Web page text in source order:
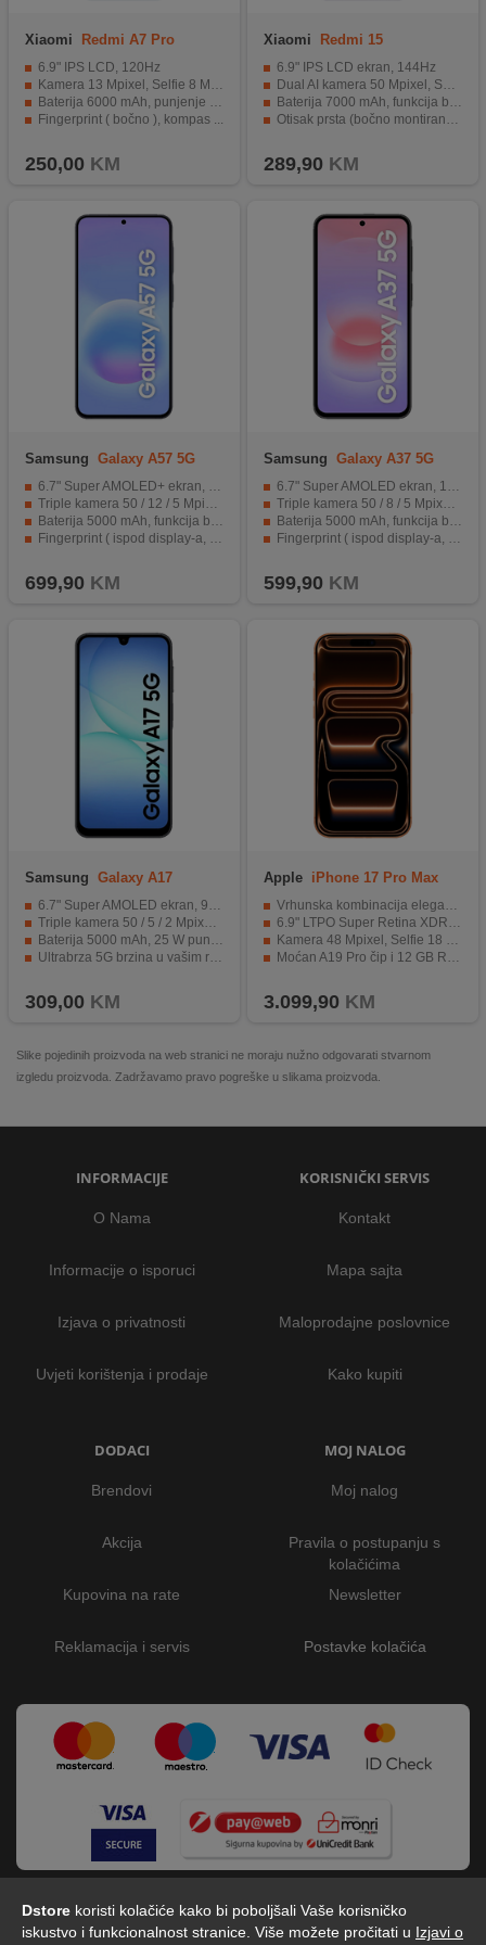
Dstore koristi kolačiće kako bi poboljšali Vaše korisničko
iskustvo i funkcionalnost stranice. Više možete pročitati u Izjavi o
Xiaomi
Redmi A7 Pro
6.9" IPS LCD, 120Hz
Kamera 13 Mpixel, Selfie 8 Mpixel
Baterija 6000 mAh, punjenje 15 W
Fingerprint ( bočno ), kompas ...
250,00 KM
Xiaomi
Redmi 15
6.9" IPS LCD ekran, 144Hz
Dual AI kamera 50 Mpixel, Selfie 8 Mpixel
Baterija 7000 mAh, funkcija brzo punjenje 33 W
Otisak prsta (bočno montiran), akcelerometar, kompas
289,90 KM
Samsung Galaxy A57 5G
6.7" Super AMOLED+ ekran, 120Hz, HDR10+
Triple kamera 50 / 12 / 5 Mpixel, Selfie 12 Mpixel
Baterija 5000 mAh, funkcija brzo punjenje 45 W
Fingerprint ( ispod display-a, optički ), žiroskop, kompas, senzor blizine
699,90 KM
Samsung Galaxy A37 5G
6.7" Super AMOLED ekran, 120Hz, HDR10+
Triple kamera 50 / 8 / 5 Mpixel, Selfie 12 Mpixel
Baterija 5000 mAh, funkcija brzo punjenje 45 W
Fingerprint ( ispod display-a, optički ), žiroskop, kompas
599,90 KM
Samsung Galaxy A17
6.7" Super AMOLED ekran, 90Hz
Triple kamera 50 / 5 / 2 Mpixel, Selfie 13 Mpixel
Baterija 5000 mAh, 25 W punjenje
Ultrabrza 5G brzina u vašim rukama
309,00 KM
Apple
iPhone 17 Pro Max
Vrhunska kombinacija elegancije, snage i inovacija
6.9" LTPO Super Retina XDR OLED, 120Hz
Kamera 48 Mpixel, Selfie 18 Mpixel, Dual-LED, 4K video
Moćan A19 Pro čip i 12 GB RAM-a za vrhunske performanse
3.099,90 KM
Slike pojedinih proizvoda na web stranici ne moraju nužno odgovarati stvarnom
izgledu proizvoda. Zadržavamo pravo pogreške u slikama proizvoda.
INFORMACIJE
O Nama
Informacije o isporuci
Izjava o privatnosti
Uvjeti korištenja i prodaje
KORISNIČKI SERVIS
Kontakt
Mapa sajta
Maloprodajne poslovnice
Kako kupiti
DODACI
Brendovi
Akcija
Kupovina na rate
Reklamacija i servis
MOJ NALOG
Moj nalog
Pravila o postupanju s
kolačićima
Newsletter
Postavke kolačića